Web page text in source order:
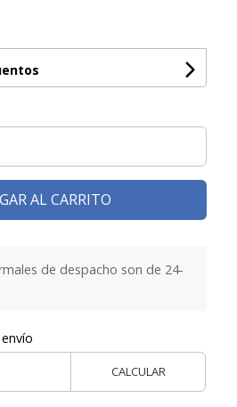
AL CARRITO
de despacho son de 24-
CALCULAR